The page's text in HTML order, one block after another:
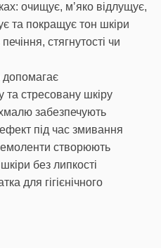
очищує, мʼяко відлущує,
та покращує тон шкіри
стягнутості чи
стресовану шкіру
забезпечують
під час змивання
створюють
без липкості
для гігієнічного